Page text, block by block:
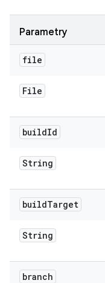
Parametry
file
File
buildId
String
buildTarget
String
branch